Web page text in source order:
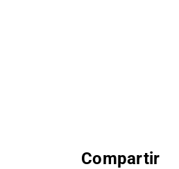
Compartir